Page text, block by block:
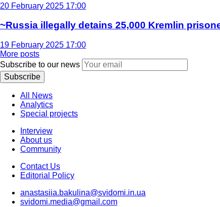
20 February 2025 17:00
~Russia illegally detains 25,000 Kremlin
19 February 2025 17:00
More posts
Subscribe to our news
Subscribe
All News
Analytics
Special projects
Interview
About us
Community
Contact Us
Editorial Policy
anastasiia.bakulina@svidomi.in.ua
svidomi.media@gmail.com